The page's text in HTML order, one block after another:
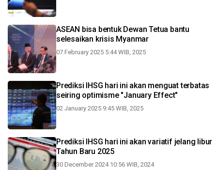
ASEAN bisa bentuk Dewan Tetua bantu
selesaikan krisis Myanmar
07 February 2025 5:44 WIB, 2025
Prediksi IHSG hari ini akan menguat terbatas
seiring optimisme "January Effect"
02 January 2025 9:45 WIB, 2025
Prediksi IHSG hari ini akan variatif jelang libur
Tahun Baru 2025
30 December 2024 10:56 WIB, 2024